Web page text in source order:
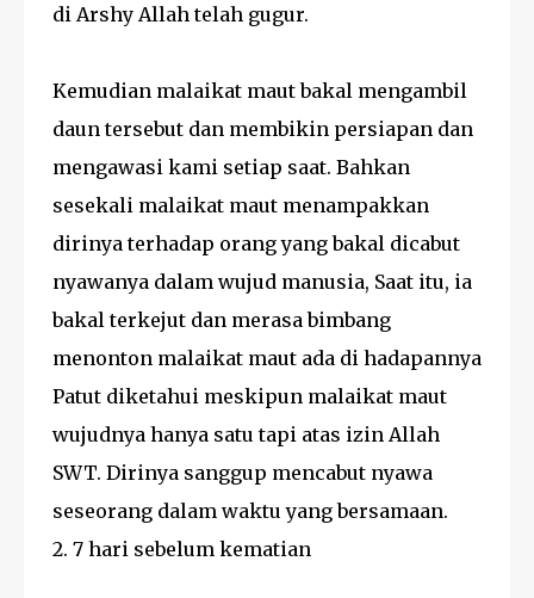
di Arshy Allah telah gugur.
Kemudian malaikat maut bakal mengambil
daun tersebut dan membikin persiapan dan
mengawasi kami setiap saat. Bahkan
sesekali malaikat maut menampakkan
dirinya terhadap orang yang bakal dicabut
nyawanya dalam wujud manusia, Saat itu, ia
bakal terkejut dan merasa bimbang
menonton malaikat maut ada di hadapannya
Patut diketahui meskipun malaikat maut
wujudnya hanya satu tapi atas izin Allah
SWT. Dirinya sanggup mencabut nyawa
seseorang dalam waktu yang bersamaan.
2. 7 hari sebelum kematian